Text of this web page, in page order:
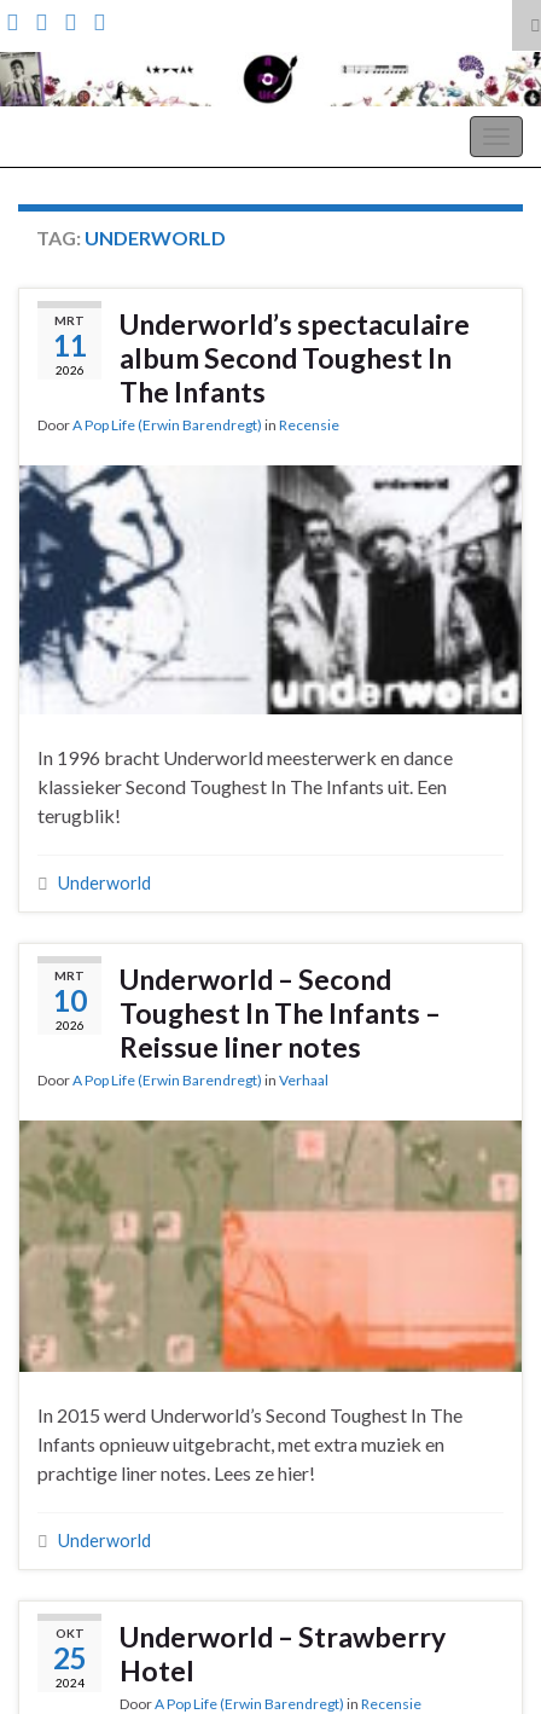
Search for:
TAG: UNDERWORLD
MRT
11
2026
Underworld’s spectaculaire
album Second Toughest In
The Infants
DoorA Pop Life (Erwin Barendregt) in Recensie
In 1996 bracht Underworld meesterwerk en dance
klassieker Second Toughest In The Infants uit. Een
terugblik!
Underworld
MRT
10
2026
Underworld – Second
Toughest In The Infants –
Reissue liner notes
DoorA Pop Life (Erwin Barendregt) in Verhaal
In 2015 werd Underworld’s Second Toughest In The
Infants opnieuw uitgebracht, met extra muziek en
prachtige liner notes. Lees ze hier!
Underworld
OKT
25
2024
Underworld – Strawberry
Hotel
DoorA Pop Life (Erwin Barendregt) in Recensie